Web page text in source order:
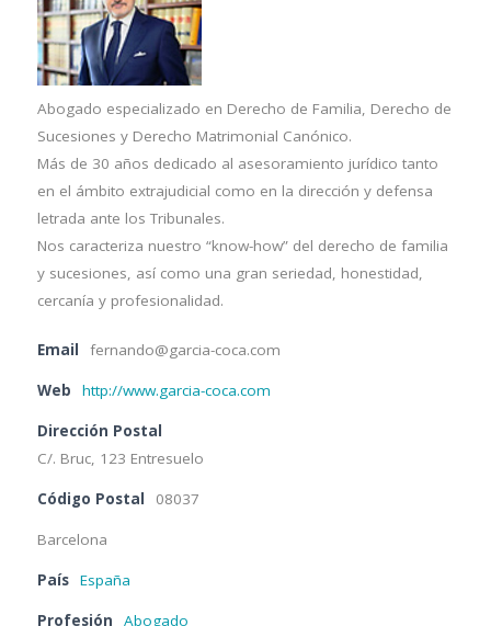
Abogado especializado en Derecho de Familia, Derecho de
Sucesiones y Derecho Matrimonial Canónico.
Más de 30 años dedicado al asesoramiento jurídico tanto
en el ámbito extrajudicial como en la dirección y defensa
letrada ante los Tribunales.
Nos caracteriza nuestro “know-how” del derecho de familia
y sucesiones, así como una gran seriedad, honestidad,
cercanía y profesionalidad.
Email fernando@garcia-coca.com
Web http://www.garcia-coca.com
Dirección Postal
C/. Bruc, 123 Entresuelo
Código Postal 08037
Barcelona
País España
Profesión Abogado